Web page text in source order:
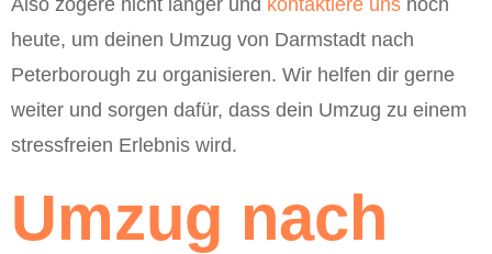
Also zögere nicht länger und kontaktiere uns noch
heute, um deinen Umzug von Darmstadt nach
Peterborough zu organisieren. Wir helfen dir gerne
weiter und sorgen dafür, dass dein Umzug zu einem
stressfreien Erlebnis wird.
Umzug nach